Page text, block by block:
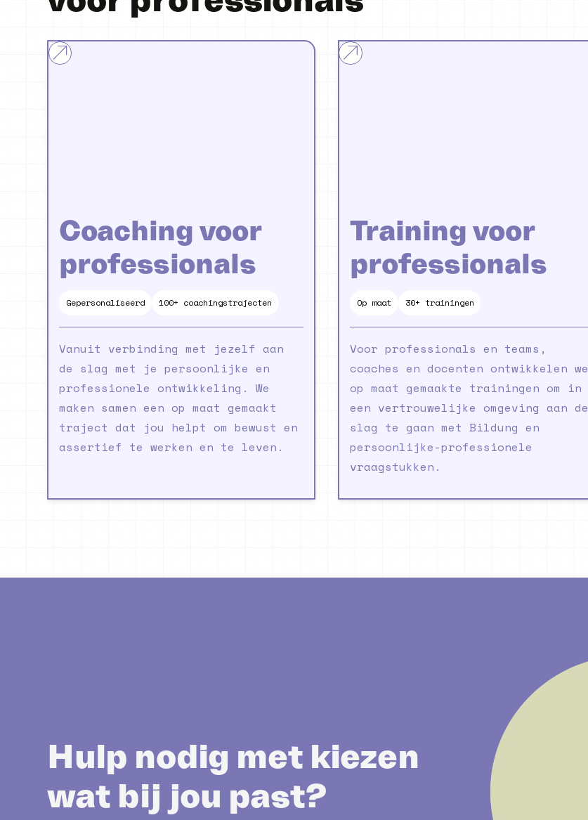
Coaching voor
professionals
Gepersonaliseerd 100+ coachingstrajecten
Vanuit verbinding met jezelf aan
de slag met je persoonlijke en
professionele ontwikkeling. We
maken samen een op maat gemaakt
traject dat jou helpt om bewust en
assertief te werken en te leven.
Training voor
professionals
Op maat 30+ trainingen
Voor professionals en teams,
coaches en docenten ontwikkelen we
op maat gemaakte trainingen om in
een vertrouwelijke omgeving aan de
slag te gaan met Bildung en
persoonlijke-professionele
vraagstukken.
Hulp nodig met kiezen
wat bij jou past?